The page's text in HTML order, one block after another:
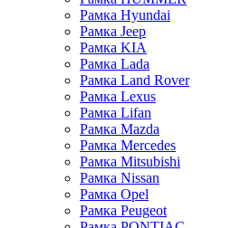
Рамка Hyundai
Рамка Jeep
Рамка KIA
Рамка Lada
Рамка Land Rover
Рамка Lexus
Рамка Lifan
Рамка Mazda
Рамка Mercedes
Рамка Mitsubishi
Рамка Nissan
Рамка Opel
Рамка Peugeot